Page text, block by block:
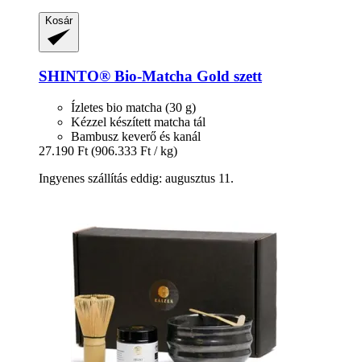
Kosár
SHINTO® Bio-​Matcha Gold szett
Ízletes bio matcha (30 g)
Kézzel készített matcha tál
Bambusz keverő és kanál
27.190 Ft (906.333 Ft / kg)
Ingyenes szállítás eddig: augusztus 11.